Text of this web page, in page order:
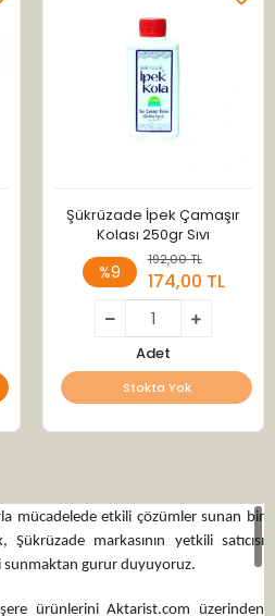
Şükrüzade İpek Çamaşır
Kolası 250gr Sıvı
%9
192,00 TL
174,00 TL
Adet
Stokta Yok
mücadelede etkili çözümler sunan bir
markasının yetkili satıcısı
sunmaktan gurur duyuyoruz.
ürünlerini Aktarist.com üzerinden